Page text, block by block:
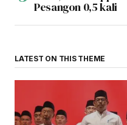
Pesangon 0,5 kali
LATEST ON THIS THEME